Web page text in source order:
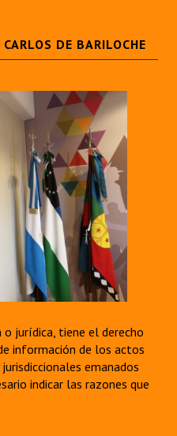
DE BARILOCHE
o jurídica, tiene el derecho
información de los actos
emanados
indicar las razones que